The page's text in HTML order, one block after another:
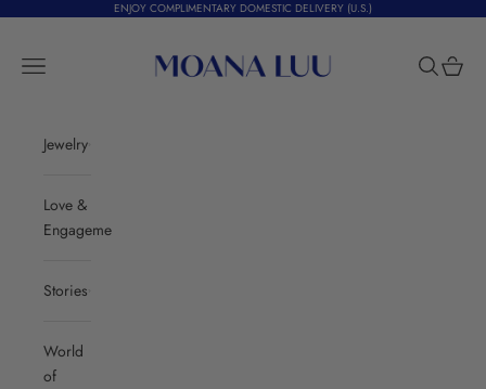
ENJOY COMPLIMENTARY DOMESTIC DELIVERY (U.S.)
Navigation menu
Search
Cart
Jewelry
Love &
Engagement
Stories
World
of